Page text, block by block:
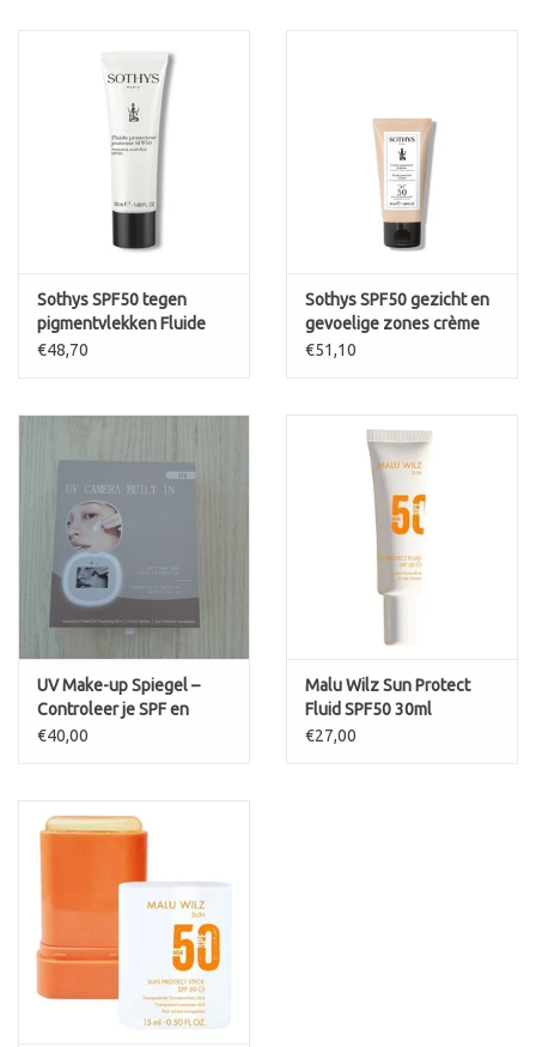
Sothys SPF50 tegen
pigmentvlekken Fluide
Protecteur Jeunesse
€48,70
Sothys SPF50 gezicht en
gevoelige zones crème
protectrice jeunese spf50
€51,10
UV Make-up Spiegel –
Controleer je SPF en
Zonnebescherming
€40,00
Malu Wilz Sun Protect
Fluid SPF50 30ml
€27,00